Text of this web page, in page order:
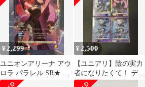
¥2,299
ユニオンアリーナ アウ
ロラ パラレル SR★ 陰
の実力者になりたく
¥2,500
【ユニアリ】陰の実力
者になりたくて！ デル
タ アウロラ イプシロン